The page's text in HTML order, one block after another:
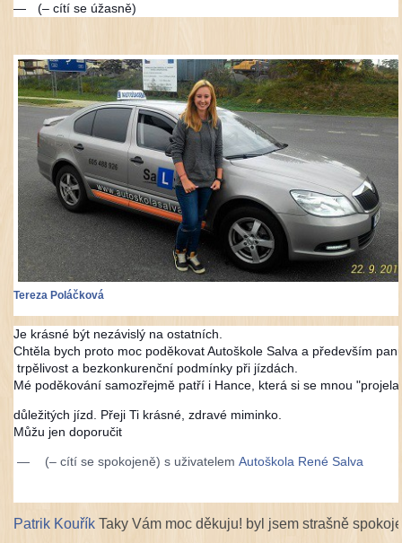
— (– cítí se úžasně)
Tereza Poláčková
Je krásné být nezávislý na ostatních.
Chtěla bych proto moc poděkovat Autoškole Salva a především
trpělivost a bezkonkurenční podmínky při jízdách.
Mé poděkování samozřejmě patří i Hance, která si se mnou
důležitých jízd. Přeji Ti krásné, zdravé miminko.
Můžu jen doporučit
— (– cítí se spokojeně) s uživatelem Autoškola René Salva
Patrik Kouřík Taky Vám moc děkuju! byl jsem strašně